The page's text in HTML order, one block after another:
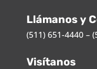
Llámanos y
(511) 651-4440 –
Visítanos